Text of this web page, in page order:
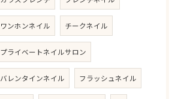
ワンホンネイル チークネイル
プライベートネイルサロン
バレンタインネイル フラッシュネイル